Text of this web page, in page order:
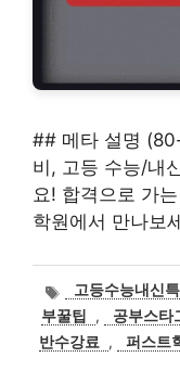
## 메타 설명
비, 고등 수능/내
요! 합격으로 가
학원에서 만나보
태
그
고등수능내신
부꿀팁
, 공부스타
반수강료
, 퍼스트